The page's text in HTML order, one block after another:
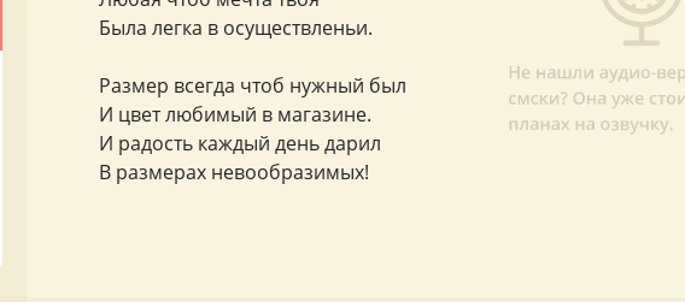
Была легка в осуществленьи.
Размер всегда чтоб нужный был
И цвет любимый в магазине.
И радость каждый день дарил
В размерах невообразимых!